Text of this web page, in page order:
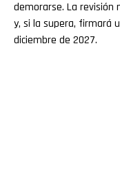
demorarse. La revisión
y, si la supera, firmará
diciembre de 2027.